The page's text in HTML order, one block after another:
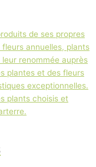
de ses propres
annuelles, plants
renommée auprès
plantes et des fleurs
exceptionnelles.
plants choisis et